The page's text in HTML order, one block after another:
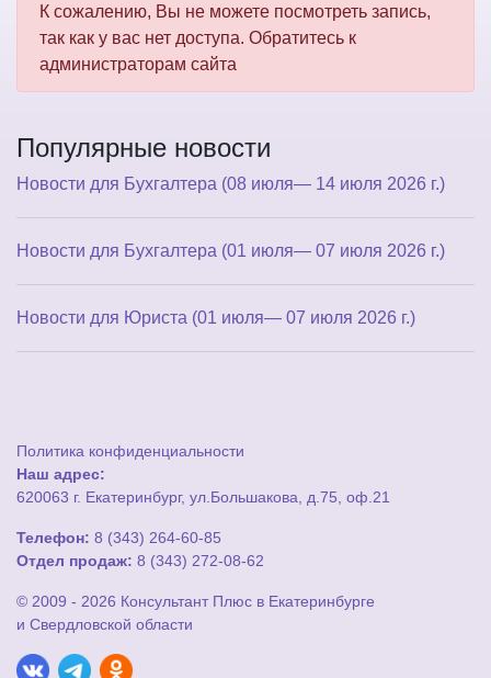
К сожалению, Вы не можете посмотреть запись,
так как у вас нет доступа. Обратитесь к
администраторам сайта
Популярные новости
Новости для Бухгалтера (08 июля— 14 июля 2026 г.)
Новости для Бухгалтера (01 июля— 07 июля 2026 г.)
Новости для Юриста (01 июля— 07 июля 2026 г.)
Политика конфиденциальности
Наш адрес:
620063 г. Екатеринбург, ул.Большакова, д.75, оф.21
Телефон: 8 (343) 264-60-85
Отдел продаж: 8 (343) 272-08-62
© 2009 - 2026 Консультант Плюс в Екатеринбурге
и Свердловской области